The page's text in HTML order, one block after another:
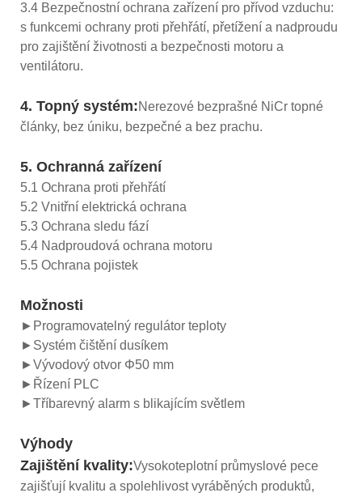
3.4 Bezpečnostní ochrana zařízení pro přívod vzduchu:
s funkcemi ochrany proti přehřátí, přetížení a nadproudu
pro zajištění životnosti a bezpečnosti motoru a
ventilátoru.
4. Topný systém:Nerezové bezprašné NiCr topné
články, bez úniku, bezpečné a bez prachu.
5. Ochranná zařízení
5.1 Ochrana proti přehřátí
5.2 Vnitřní elektrická ochrana
5.3 Ochrana sledu fází
5.4 Nadproudová ochrana motoru
5.5 Ochrana pojistek
Možnosti
►Programovatelný regulátor teploty
►Systém čištění dusíkem
►Vývodový otvor Φ50 mm
►Řízení PLC
►Tříbarevný alarm s blikajícím světlem
Výhody
Zajištění kvality:Vysokoteplotní průmyslové pece
zajišťují kvalitu a spolehlivost vyráběných produktů,